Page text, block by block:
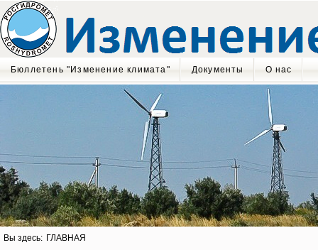
Бюллетень "Изменение климата" Документы О нас
Вы здесь: ГЛАВНАЯ